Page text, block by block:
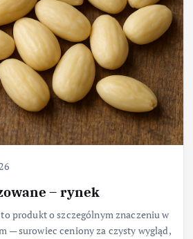
– rynek
produkt o szczególnym znaczeniu w
— surowiec ceniony za czysty wygląd,